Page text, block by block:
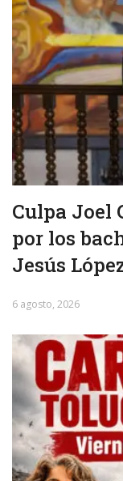
Culpa Joel
por los
Jesús
6 agosto, 2026